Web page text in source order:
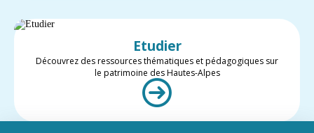
Etudier
Découvrez des ressources thématiques et pédagogiques sur
le patrimoine des Hautes-Alpes